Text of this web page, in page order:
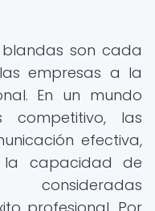
blandas son cada
empresas a la
En un mundo
las
efectiva,
capacidad de